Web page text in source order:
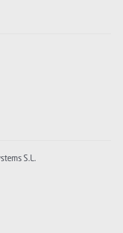
S.L.